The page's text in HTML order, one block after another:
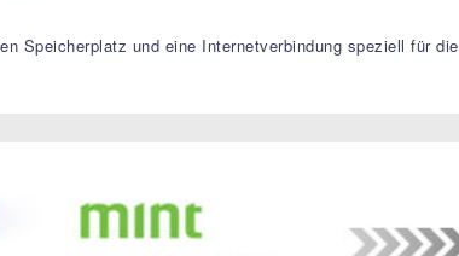
Speicherplatz und eine Internetverbindung speziell für die